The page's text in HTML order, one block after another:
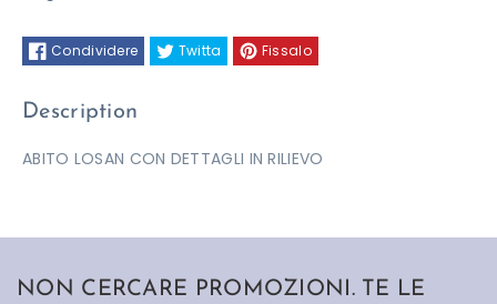
Condividere Twitta Fissalo
Description
ABITO LOSAN CON DETTAGLI IN RILIEVO
NON CERCARE PROMOZIONI. TE LE